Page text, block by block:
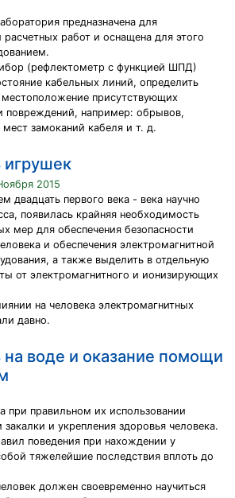
предназначена для
работ и оснащена для этого
(рефлектометр с функцией ШПД)
кабельных линий, определить
местоположение присутствующих
повреждений, например: обрывов,
замоканий кабеля и т. д.
игрушек
2015
двадцать первого века - века научно
появилась крайняя необходимость
мер для обеспечения безопасности
и обеспечения электромагнитной
а также выделить в отдельную
от электромагнитного и ионизирующих
на человека электромагнитных
давно.
на воде и оказание помощи
при правильном их использовании
и укрепления здоровья человека.
поведения при нахождении у
тяжелейшие последствия вплоть до
должен своевременно научиться